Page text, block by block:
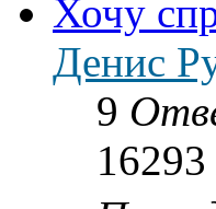
Хочу
Денис
9
16293